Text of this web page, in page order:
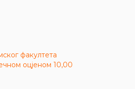
факултета
оцјеном 10,00